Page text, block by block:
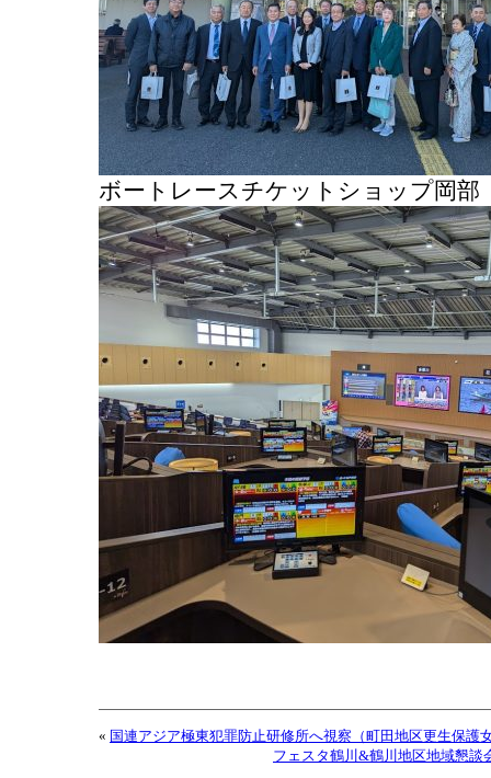
ボートレースチケットショップ岡部
« 国連アジア極東犯罪防止研修所へ視察（町田地区更生保護
フェスタ鶴川&鶴川地区地域懇談